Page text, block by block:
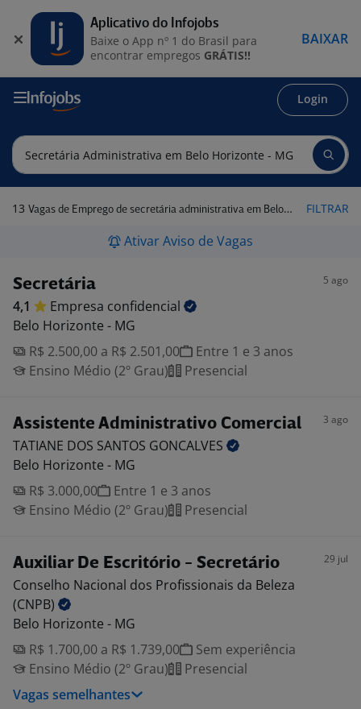
Login
13 Vagas de Emprego de secretária administrativa em Belo Horizonte - MG FILTRAR
Ativar Aviso de Vagas
Secretária 5 ago
4,1 Empresa confidencial
Belo Horizonte - MG
R$ 2.500,00 a R$ 2.501,00
Entre 1 e 3 anos
Ensino Médio (2º Grau)
Presencial
Assistente Administrativo Comercial 3 ago
TATIANE DOS SANTOS GONCALVES
Belo Horizonte - MG
R$ 3.000,00
Entre 1 e 3 anos
Ensino Médio (2º Grau)
Presencial
Auxiliar De Escritório - Secretário 29 jul
Conselho Nacional dos Profissionais da Beleza
(CNPB)
Belo Horizonte - MG
R$ 1.700,00 a R$ 1.739,00
Sem experiência
Ensino Médio (2º Grau)
Presencial
Vagas semelhantes
Aplicativo do Infojobs
Baixe o App nº 1 do Brasil para
encontrar empregos GRÁTIS!!
BAIXAR